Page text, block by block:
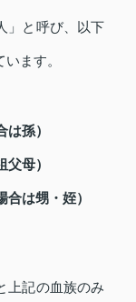
」と呼び、以下
ます。
孫）
母）
は甥・姪）
上記の血族のみ